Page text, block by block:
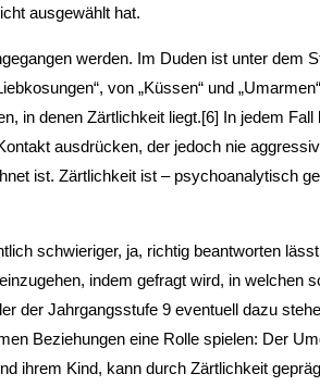
ausgewählt hat.
werden. Im Duden ist unter dem
von „Küssen“ und
in denen Zärtlichkeit liegt.[6] In jedem
ausdrücken, der jedoch nie
ist. Zärtlichkeit ist – psychoanalytisch
schwieriger, ja, richtig beantworten
indem gefragt wird, in welchen
der Jahrgangsstufe 9 eventuell dazu
Beziehungen eine Rolle spielen: Der
ihrem Kind, kann durch Zärtlichkeit